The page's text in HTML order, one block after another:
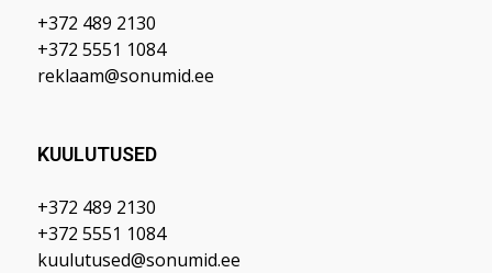
+372 489 2130
+372 5551 1084
reklaam@sonumid.ee
KUULUTUSED
+372 489 2130
+372 5551 1084
kuulutused@sonumid.ee